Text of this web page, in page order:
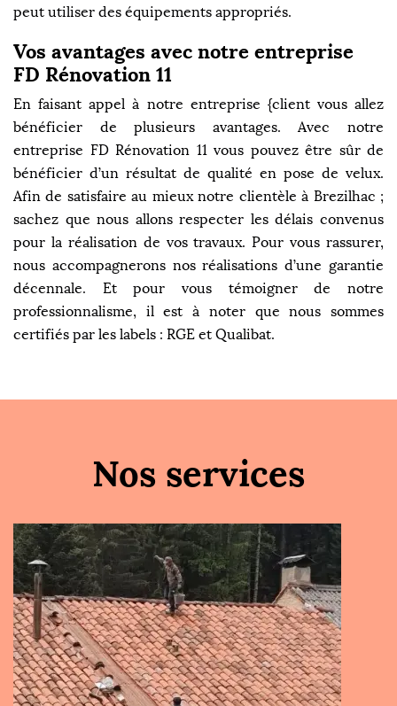
peut utiliser des équipements appropriés.
Vos avantages avec notre entreprise
FD Rénovation 11
En faisant appel à notre entreprise {client vous allez
bénéficier de plusieurs avantages. Avec notre
entreprise FD Rénovation 11 vous pouvez être sûr de
bénéficier d’un résultat de qualité en pose de velux.
Afin de satisfaire au mieux notre clientèle à Brezilhac ;
sachez que nous allons respecter les délais convenus
pour la réalisation de vos travaux. Pour vous rassurer,
nous accompagnerons nos réalisations d’une garantie
décennale. Et pour vous témoigner de notre
professionnalisme, il est à noter que nous sommes
certifiés par les labels : RGE et Qualibat.
Nos services